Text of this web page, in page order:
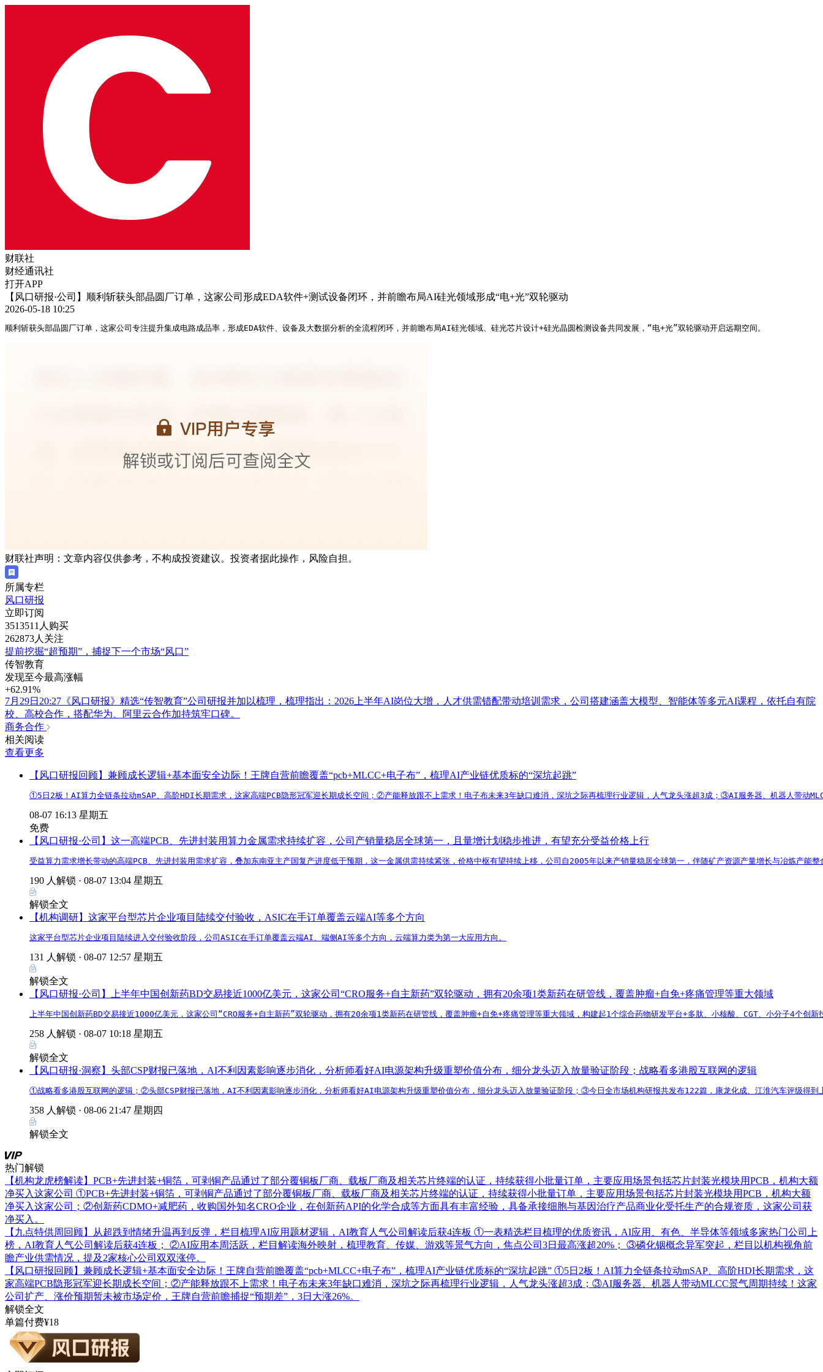
财联社
财经通讯社
打开APP
【风口研报·公司】顺利斩获头部晶圆厂订单，这家公司形成EDA软件+测试设备闭环，并前瞻布局AI硅光领域形成“电+光”双轮驱动
2026-05-18 10:25
顺利斩获头部晶圆厂订单，这家公司专注提升集成电路成品率，形成EDA软件、设备及大数据分析的全流程闭环，并前瞻布局AI硅光领域、硅光芯片设计+硅光晶圆检测设备共同发展，“电+光”双轮驱动开启远期空间。
财联社声明：文章内容仅供参考，不构成投资建议。投资者据此操作，风险自担。
所属专栏
风口研报
立即订阅
3513511人购买
262873人关注
提前挖掘“超预期”，捕捉下一个市场“风口”
传智教育
发现至今最高涨幅
+62.91%
7月29日20:27《风口研报》精选“传智教育”公司研报并加以梳理，梳理指出：2026上半年AI岗位大增，人才供需错配带动培训需求，公司搭建涵盖大模型、智能体等多元AI课程，依托自有院
校、高校合作，搭配华为、阿里云合作加持筑牢口碑。
商务合作
相关阅读
查看更多
【风口研报回顾】兼顾成长逻辑+基本面安全边际！王牌自营前瞻覆盖“pcb+MLCC+电子布”，梳理AI产业链优质标的“深坑起跳”
①5日2板！AI算力全链条拉动mSAP、高阶HDI长期需求，这家高端PCB隐形冠军迎长期成长空间；②产能释放跟不上需求！电子布未来3年缺口难消，深坑之际再梳理行业逻辑，人气龙头涨超3成；③AI服务器、机器人带动
08-07 16:13 星期五
免费
【风口研报·公司】这一高端PCB、先进封装用算力金属需求持续扩容，公司产销量稳居全球第一，且量增计划稳步推进，有望充分受益价格上行
受益算力需求增长带动的高端PCB、先进封装用需求扩容，叠加东南亚主产国复产进度低于预期，这一金属供需持续紧张，价格中枢有望持续上移，公司自2005年以来产销量稳居全球第一，伴随矿产资源产量增长与冶炼产能
190 人解锁 · 08-07 13:04 星期五
解锁全文
【机构调研】这家平台型芯片企业项目陆续交付验收，ASIC在手订单覆盖云端AI等多个方向
这家平台型芯片企业项目陆续进入交付验收阶段，公司ASIC在手订单覆盖云端AI、端侧AI等多个方向，云端算力类为第一大应用方向。
131 人解锁 · 08-07 12:57 星期五
解锁全文
【风口研报·公司】上半年中国创新药BD交易接近1000亿美元，这家公司“CRO服务+自主新药”双轮驱动，拥有20余项1类新药在研管线，覆盖肿瘤+自免+疼痛管理等重大领域
上半年中国创新药BD交易接近1000亿美元，这家公司“CRO服务+自主新药”双轮驱动，拥有20余项1类新药在研管线，覆盖肿瘤+自免+疼痛管理等重大领域，构建起1个综合药物研发平台+多肽、小核酸、CGT、小分子4个创
258 人解锁 · 08-07 10:18 星期五
解锁全文
【风口研报·洞察】头部CSP财报已落地，AI不利因素影响逐步消化，分析师看好AI电源架构升级重塑价值分布，细分龙头迈入放量验证阶段；战略看多港股互联网的逻辑
①战略看多港股互联网的逻辑；②头部CSP财报已落地，AI不利因素影响逐步消化，分析师看好AI电源架构升级重塑价值分布，细分龙头迈入放量验证阶段；③今日全市场机构研报共发布122篇，康龙化成、江淮汽车评级
358 人解锁 · 08-06 21:47 星期四
解锁全文
热门解锁
【机构龙虎榜解读】PCB+先进封装+铜箔，可剥铜产品通过了部分覆铜板厂商、载板厂商及相关芯片终端的认证，持续获得小批量订单，主要应用场景包括芯片封装光模块用PCB，机构大额
净买入这家公司 ①PCB+先进封装+铜箔，可剥铜产品通过了部分覆铜板厂商、载板厂商及相关芯片终端的认证，持续获得小批量订单，主要应用场景包括芯片封装光模块用PCB，机构大额
净买入这家公司；②创新药CDMO+减肥药，收购国外知名CRO企业，在创新药API的化学合成等方面具有丰富经验，具备承接细胞与基因治疗产品商业化受托生产的合规资质，这家公司获
净买入。
【九点特供周回顾】从超跌到情绪升温再到反弹，栏目梳理AI应用题材逻辑，AI教育人气公司解读后获4连板 ①一表精选栏目梳理的优质资讯，AI应用、有色、半导体等领域多家热门公司上
榜，AI教育人气公司解读后获4连板； ②AI应用本周活跃，栏目解读海外映射，梳理教育、传媒、游戏等景气方向，焦点公司3日最高涨超20%； ③磷化铟概念异军突起，栏目以机构视角前
瞻产业供需情况，提及2家核心公司双双涨停。
【风口研报回顾】兼顾成长逻辑+基本面安全边际！王牌自营前瞻覆盖“pcb+MLCC+电子布”，梳理AI产业链优质标的“深坑起跳” ①5日2板！AI算力全链条拉动mSAP、高阶HDI长期需求，这
家高端PCB隐形冠军迎长期成长空间；②产能释放跟不上需求！电子布未来3年缺口难消，深坑之际再梳理行业逻辑，人气龙头涨超3成；③AI服务器、机器人带动MLCC景气周期持续！这家
公司扩产、涨价预期暂未被市场定价，王牌自营前瞻捕捉“预期差”，3日大涨26%。
解锁全文
单篇付费¥18